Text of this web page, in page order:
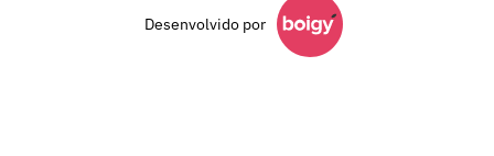
Desenvolvido por